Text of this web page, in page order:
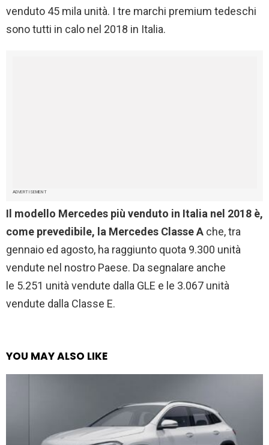
venduto 45 mila unità. I tre marchi premium tedeschi
sono tutti in calo nel 2018 in Italia.
ADVERTISEMENT
Il modello Mercedes più venduto in Italia nel 2018 è,
come prevedibile, la Mercedes Classe A che, tra
gennaio ed agosto, ha raggiunto quota 9.300 unità
vendute nel nostro Paese. Da segnalare anche
le 5.251 unità vendute dalla GLE e le 3.067 unità
vendute dalla Classe E.
YOU MAY ALSO LIKE